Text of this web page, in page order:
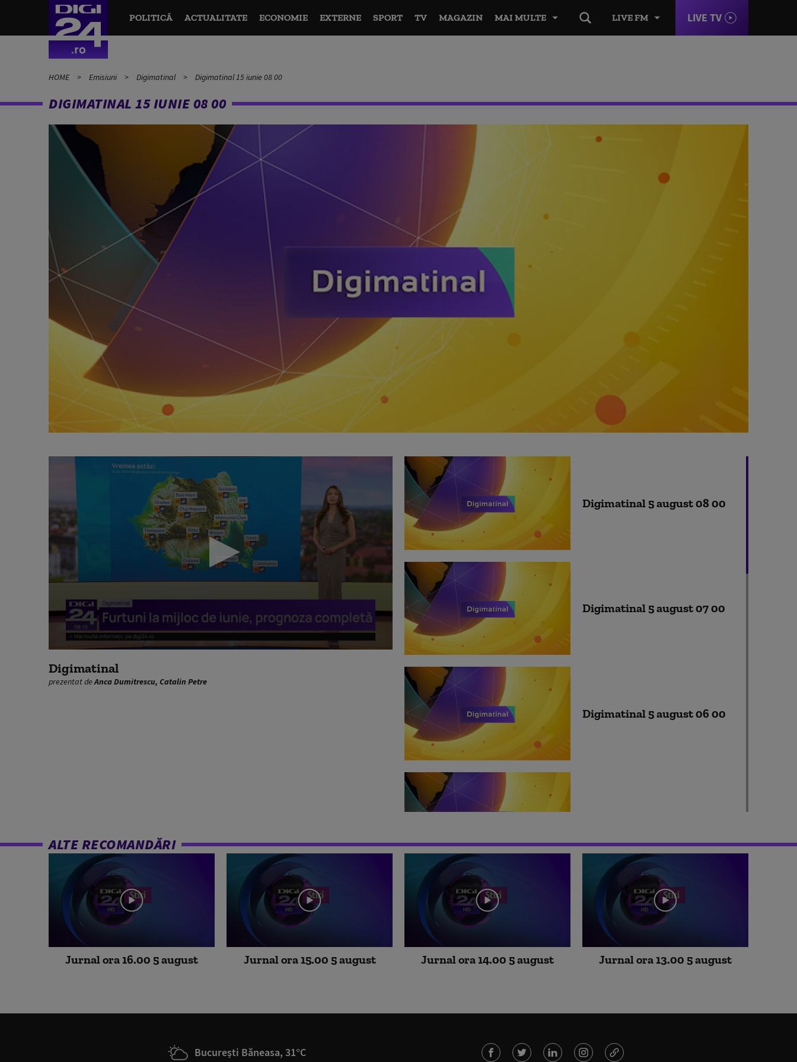
LIVE FM LIVE TV
POLITICĂ ACTUALITATE ECONOMIE EXTERNE SPORT TV MAGAZIN MAI MULTE
HOME Emisiuni Digimatinal Digimatinal 15 iunie 08 00
DIGIMATINAL 15 IUNIE 08 00
seconds
of
1
Digimatinal
prezentat deAnca Dumitrescu, Catalin Petre
Digimatinal 5 august 08 00
Digimatinal 5 august 07 00
Digimatinal 5 august 06 00
Digimatinal 4 august 07 00
ALTE RECOMANDĂRI
Jurnal ora 16.00 5 august Jurnal ora 15.00 5 august Jurnal ora 14.00 5 august Jurnal ora 13.00 5 august
București Băneasa, 31°C